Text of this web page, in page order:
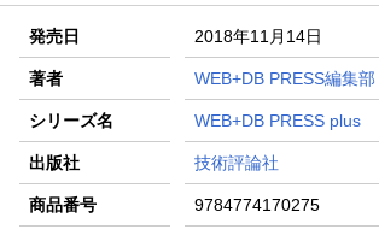
発売日 2018年11月14日
著者 WEB+DB PRESS編集部
シリーズ名 WEB+DB PRESS plus
出版社 技術評論社
商品番号 9784774170275